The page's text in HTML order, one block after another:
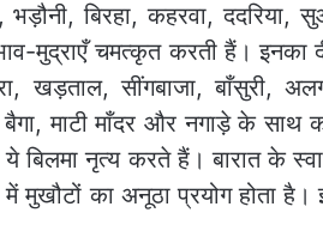
बिरहा, कहरवा, ददरिया,
मुद्राएँ चमत्कृत करती हैं। इनका
खड़ताल, सींगबाजा, बाँसुरी,
बैगा, माटी माँदर और नगाड़े के
नृत्य करते हैं। बारात के
मुखौटों का अनूठा प्रयोग होता